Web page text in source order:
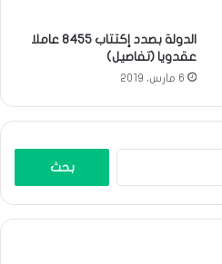
الدولة بصدد إكتتاب 8455 عاملا
عقدويا (تفاصيل)
6 مارس، 2019